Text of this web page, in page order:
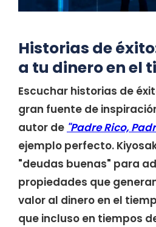
Historias de
a tu dinero en el
Escuchar historias de
gran fuente de
autor de "Padre Rico,
ejemplo perfecto.
"deudas buenas" para
propiedades que
valor al dinero en el
que incluso en tiempos